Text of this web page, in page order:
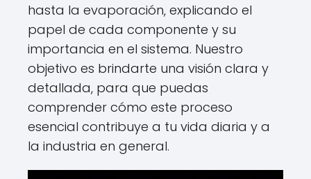
hasta la evaporación, explicando el
papel de cada componente y su
importancia en el sistema. Nuestro
objetivo es brindarte una visión clara y
detallada, para que puedas
comprender cómo este proceso
esencial contribuye a tu vida diaria y a
la industria en general.